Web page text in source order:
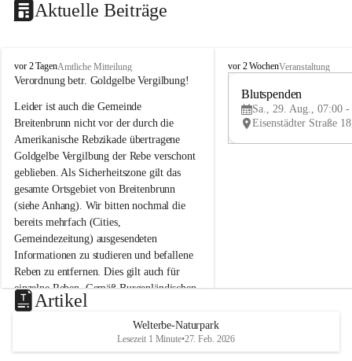
Aktuelle Beiträge
B
r
i
t
e
n
b
r
u
n
n
a
m
N
e
u
s
d
vor 2 TagenAmtliche Mitteilung
Verordnung betr. Goldgelbe Vergilbung!
Leider ist auch die Gemeinde
Breitenbrunn nicht vor der durch die
Amerikanische Rebzikade übertragene
Goldgelbe Vergilbung der Rebe verschont
geblieben. Als Sicherheitszone gilt das
gesamte Ortsgebiet von Breitenbrunn
(siehe Anhang). Wir bitten nochmal die
bereits mehrfach (Cities,
Gemeindezeitung) ausgesendeten
Informationen zu studieren und befallene
Reben zu entfernen. Dies gilt auch für
einzelne Reben. Gemäß Burgenländischen
Weinbaugesetz sind nicht gepflegte oder
unzulässige Weingärten zu roden! Bitte
helfen wir zusammen um unsere Winzer
vor den prognostizierten Ernteausfällen
B
e
u
e
d
vor 2 WochenVeranstaltung
Blutspenden
Sa., 29. Aug., 07:00 -
Artikel
Welterbe-Naturpark
Lesezeit 1 Minute•27. Feb. 2026